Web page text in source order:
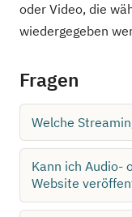
oder Video, die
wiedergegeben
Fragen
Welche
Kann ich Audio-
Website